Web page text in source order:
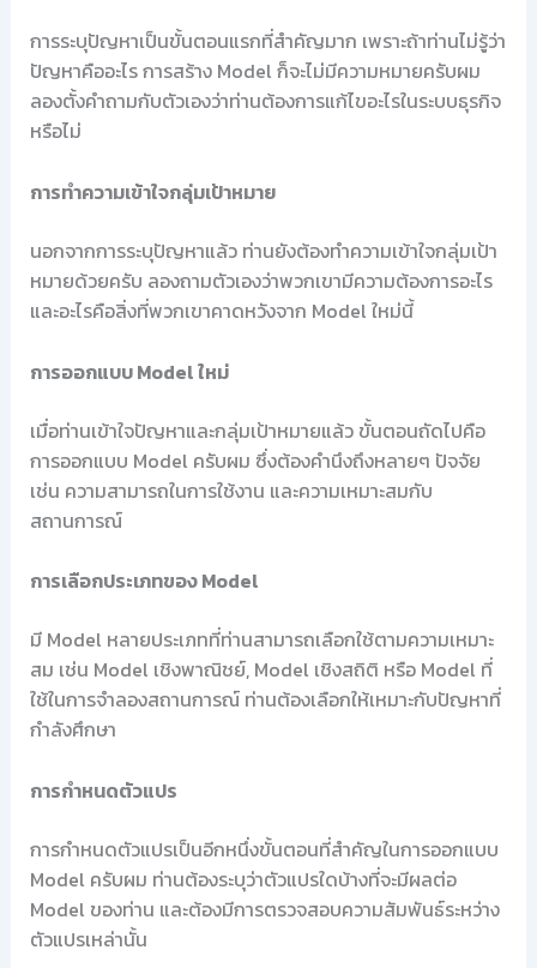
การระบุปัญหาเป็นขั้นตอนแรกที่สำคัญมาก เพราะถ้าท่านไม่รู้ว่า
ปัญหาคืออะไร การสร้าง Model ก็จะไม่มีความหมายครับผม
ลองตั้งคำถามกับตัวเองว่าท่านต้องการแก้ไขอะไรในระบบธุรกิจ
หรือไม่
การทำความเข้าใจกลุ่มเป้าหมาย
นอกจากการระบุปัญหาแล้ว ท่านยังต้องทำความเข้าใจกลุ่มเป้า
หมายด้วยครับ ลองถามตัวเองว่าพวกเขามีความต้องการอะไร
และอะไรคือสิ่งที่พวกเขาคาดหวังจาก Model ใหม่นี้
การออกแบบ Model ใหม่
เมื่อท่านเข้าใจปัญหาและกลุ่มเป้าหมายแล้ว ขั้นตอนถัดไปคือ
การออกแบบ Model ครับผม ซึ่งต้องคำนึงถึงหลายๆ ปัจจัย
เช่น ความสามารถในการใช้งาน และความเหมาะสมกับ
สถานการณ์
การเลือกประเภทของ Model
มี Model หลายประเภทที่ท่านสามารถเลือกใช้ตามความเหมาะ
สม เช่น Model เชิงพาณิชย์, Model เชิงสถิติ หรือ Model ที่
ใช้ในการจำลองสถานการณ์ ท่านต้องเลือกให้เหมาะกับปัญหาที่
กำลังศึกษา
การกำหนดตัวแปร
การกำหนดตัวแปรเป็นอีกหนึ่งขั้นตอนที่สำคัญในการออกแบบ
Model ครับผม ท่านต้องระบุว่าตัวแปรใดบ้างที่จะมีผลต่อ
Model ของท่าน และต้องมีการตรวจสอบความสัมพันธ์ระหว่าง
ตัวแปรเหล่านั้น